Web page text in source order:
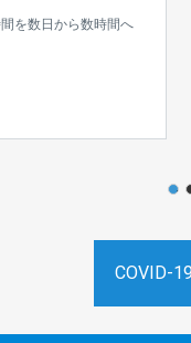
を数日から数時間へ
1
COVID-